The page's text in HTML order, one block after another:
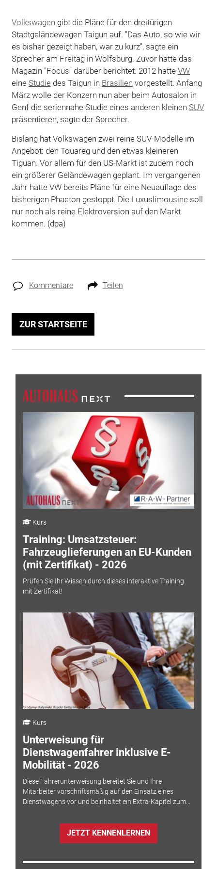
Volkswagen gibt die Pläne für den dreitürigen
Stadtgeländewagen Taigun auf. "Das Auto, so wie wir
es bisher gezeigt haben, war zu kurz", sagte ein
Sprecher am Freitag in Wolfsburg. Zuvor hatte das
Magazin "Focus" darüber berichtet. 2012 hatte VW
eine Studie des Taigun in Brasilien vorgestellt. Anfang
März wolle der Konzern nun aber beim Autosalon in
Genf die seriennahe Studie eines anderen kleinen SUV
präsentieren, sagte der Sprecher.
Bislang hat Volkswagen zwei reine SUV-Modelle im
Angebot: den Touareg und den etwas kleineren
Tiguan. Vor allem für den US-Markt ist zudem noch
ein größerer Geländewagen geplant. Im vergangenen
Jahr hatte VW bereits Pläne für eine Neuauflage des
bisherigen Phaeton gestoppt. Die Luxuslimousine soll
nur noch als reine Elektroversion auf den Markt
kommen. (dpa)
Kommentare Teilen
ZUR STARTSEITE
Kurs
Training: Umsatzsteuer:
Fahrzeuglieferungen an EU-Kunden
(mit Zertifikat) - 2026
Prüfen Sie Ihr Wissen durch dieses interaktive Training
mit Zertifikat!
Kurs
Unterweisung für
Dienstwagenfahrer inklusive E-
Mobilität - 2026
Diese Fahrerunterweisung bereitet Sie und Ihre
Mitarbeiter vorschriftsmäßig auf den Einsatz eines
Dienstwagens vor und beinhaltet ein Extra-Kapitel zum...
JETZT KENNENLERNEN